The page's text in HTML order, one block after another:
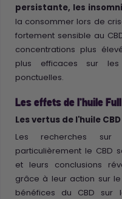
persistante, les
la consommer lors de
fortement sensible au
concentrations plus
plus efficaces sur
ponctuelles.
Les effets de l'huile
Les vertus de l'huile CBD
Les recherches
particulièrement le CBD
et leurs conclusions
grâce à leur action sur
bénéfices du CBD sur